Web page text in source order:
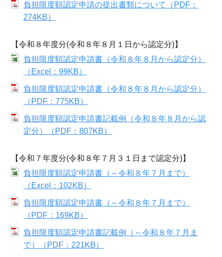
負担限度額認定申請の提出書類について（PDF：
274KB）
【令和８年度分(令和８年８月１日から認定分)】
負担限度額認定申請書（令和８年８月から認定分）
（Excel：99KB）
負担限度額認定申請書（令和８年８月から認定分）
（PDF：775KB）
負担限度額認定申請書記載例（令和８年８月から認
定分）（PDF：807KB）
【令和７年度分(令和８年７月３１日まで認定分)】
負担限度額認定申請書（～令和８年７月まで）
（Excel：102KB）
負担限度額認定申請書（～令和８年７月まで）
（PDF：169KB）
負担限度額認定申請書記載例（～令和８年７月ま
で）（PDF：221KB）